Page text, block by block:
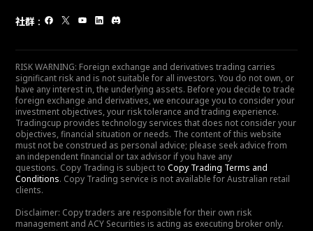
社群 :
RISK WARNING: Foreign exchange and derivatives trading carries
significant risk and is not suitable for all investors. You do not own, or
have any interest in, the underlying assets. Before you decide to trade
foreign exchange and derivatives, we encourage you to consider your
investment objectives, your risk tolerance and trading experience.
Tradingcup provides technology services that does not consider your
objectives, financial situation or needs. The content of this website
must not be construed as personal advice; please seek advice from
an independent financial or tax advisor if you have any
questions. Copy Trading is subject to Copy Trading Terms and
Conditions. Copy Trading service is not available for Australian retail
clients.
Disclaimer: Copy traders are responsible for their own risk
management and ACY Securities is acting as executing broker only.